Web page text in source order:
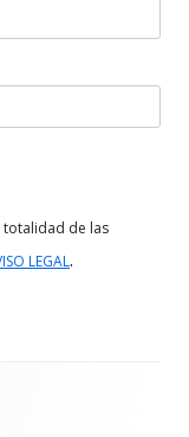
totalidad de las
LEGAL.